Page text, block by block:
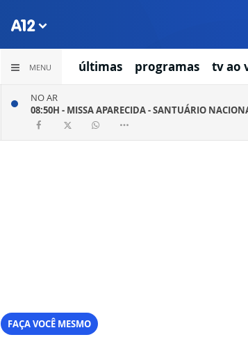
MENU últimas programas tv ao
NO AR
08:50H - MISSA APARECIDA - SANTUÁRIO
FAÇA VOCÊ MESMO